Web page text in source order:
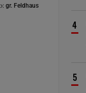
gr. Feldhaus